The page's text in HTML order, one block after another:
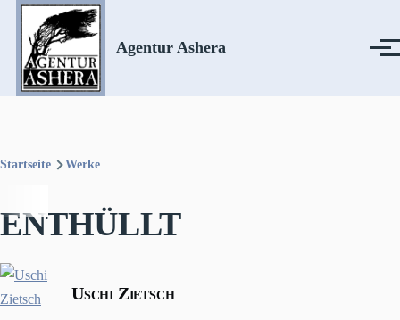
Direkt zum Inhalt
Agentur Ashera Menü
Startseite Werke
ENTHÜLLT
Uschi Zietsch